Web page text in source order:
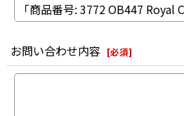
お問い合わせ内容 [必須]